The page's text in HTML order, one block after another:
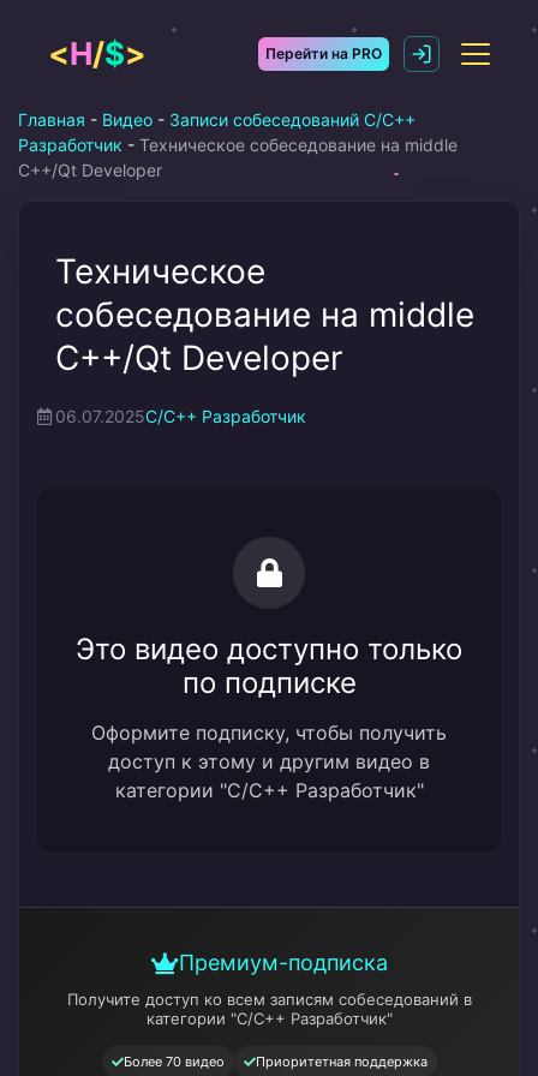
содержимому
<H/$> Перейти на PRO
Главная - Видео - Записи собеседований C/C++
Разработчик - Техническое собеседование на middle
C++/Qt Developer
Техническое
собеседование на middle
C++/Qt Developer
06.07.2025C/C++ Разработчик
Это видео доступно только
по подписке
Оформите подписку, чтобы получить
доступ к этому и другим видео в
категории "C/C++ Разработчик"
Премиум-подписка
Получите доступ ко всем записям собеседований в
категории "C/C++ Разработчик"
Более 70 видео Приоритетная поддержка